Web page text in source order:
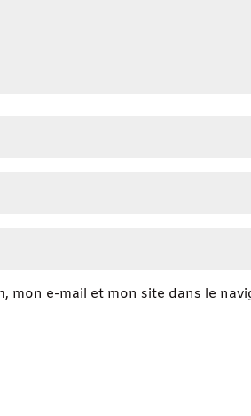
mon e-mail et mon site dans le